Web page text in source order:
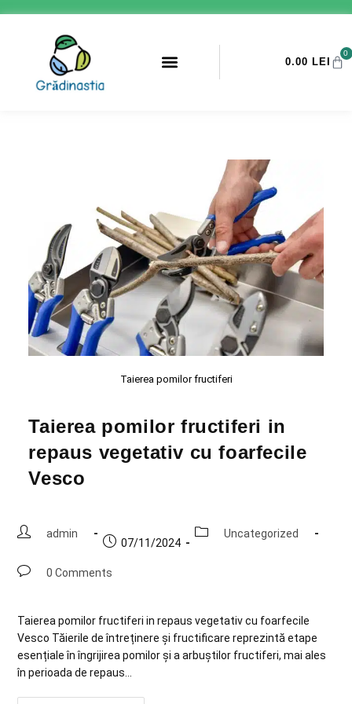
0.00 LEI
0
Taierea pomilor fructiferi
Taierea pomilor fructiferi in
repaus vegetativ cu foarfecile
Vesco
admin
07/11/2024
Uncategorized
0 Comments
Taierea pomilor fructiferi in repaus vegetativ cu foarfecile
Vesco Tăierile de întreținere și fructificare reprezintă etape
esențiale în îngrijirea pomilor și a arbuștilor fructiferi, mai ales
în perioada de repaus…